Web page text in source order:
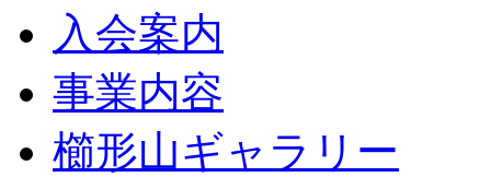
入会案内
事業内容
櫛形山ギャラリー